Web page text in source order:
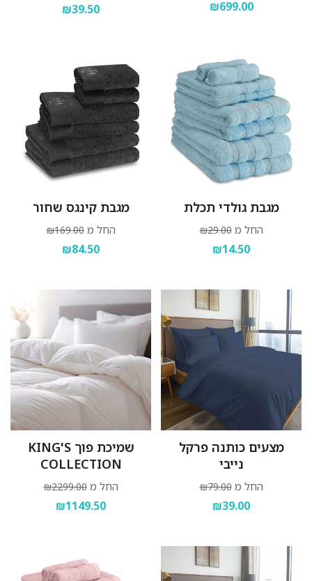
₪699.00
₪39.50
מגבת גולדי תכלת
החל מ ₪29.00
₪14.50
מגבת קינגס שחור
החל מ ₪169.00
₪84.50
מצעים כותנה פרקל
נייבי
החל מ ₪79.00
₪39.00
שמיכת פוך KING'S
COLLECTION
החל מ ₪2299.00
₪1149.50